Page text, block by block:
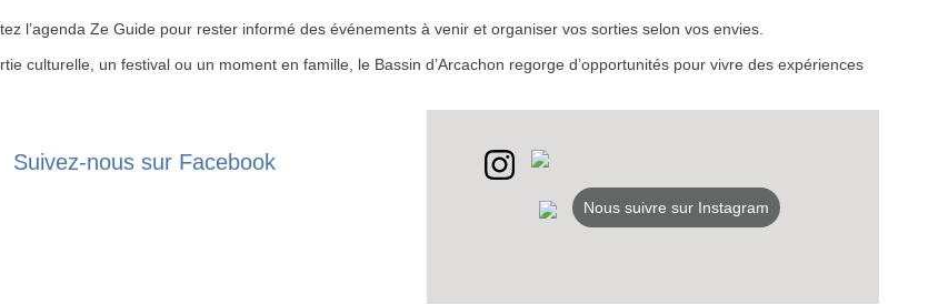
RECEVEZ
LES
INSCRIPTION NEWSLETTER
l’agenda Ze Guide pour rester informé des événements à venir et organiser vos sorties selon vos envies.
culturelle, un festival ou un moment en famille, le Bassin d’Arcachon regorge d’opportunités pour vivre des expériences
Suivez-nous sur Facebook
Nous suivre sur Instagram